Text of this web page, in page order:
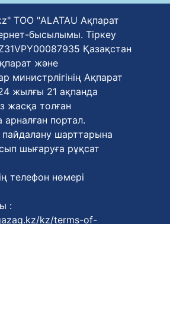
ТОО "ALATAU Ақпарат
бысылымы. Тіркеу
Қазақстан
және
министрлігінің Ақпарат
жылғы 21 ақпанда
жасқа толған
портал.
шарттарына
шығаруға рұқсат
телефон нөмері
:
kz/terms-of-